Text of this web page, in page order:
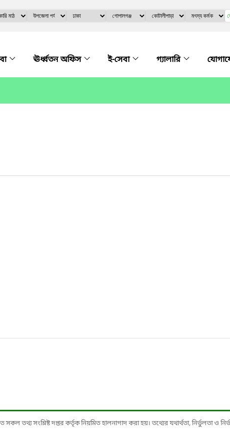
ঊর্ধ্বতন অফিস ই-সেবা গ্যালারি
তথ্য সংশ্লিষ্ট দপ্তর কর্তৃক নিয়মিত হালনাগাদ করা হয়। তথ্যের যথার্থতা, নির্ভুলতা ও